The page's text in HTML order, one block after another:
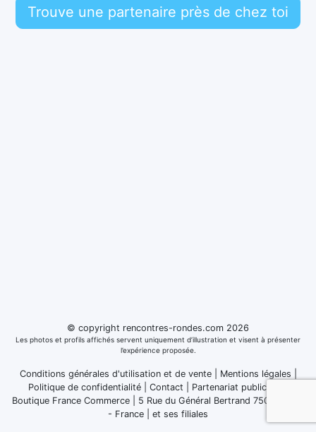
Trouve une partenaire près de chez toi
© copyright rencontres-rondes.com 2026
Les photos et profils affichés servent uniquement d’illustration et visent à présenter
l’expérience proposée.
Conditions générales d'utilisation et de vente| Mentions légales
Politique de confidentialité
Contact
Partenariat publicitaire
Boutique France Commerce | 5 Rue du Général Bertrand 75007 Paris
- France
et ses filiales